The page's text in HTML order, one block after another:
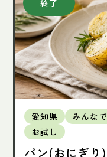
愛知県 みんな
お試し
パン(おにぎり